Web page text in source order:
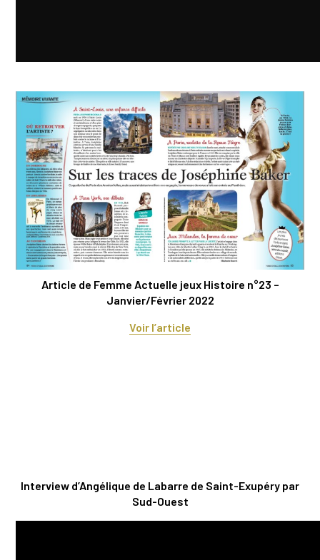
Article de Femme Actuelle jeux Histoire n°23 –
Janvier/Février 2022
Voir l’article
Interview d’Angélique de Labarre de Saint-Exupéry par
Sud-Ouest